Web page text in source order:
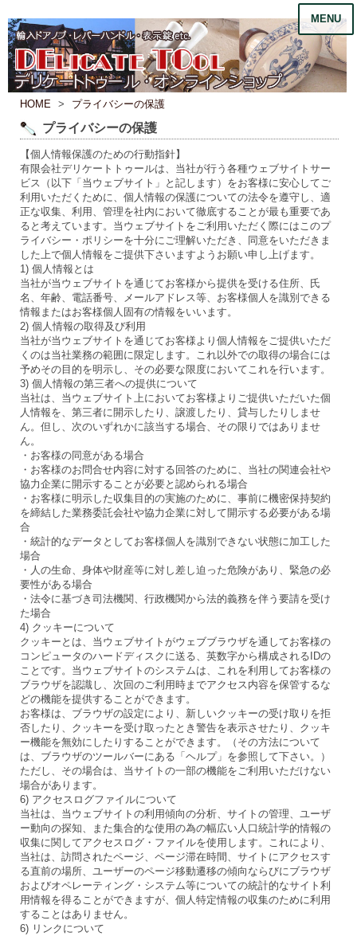
MENU
HOME プライバシーの保護
プライバシーの保護
【個人情報保護のための行動指針】
有限会社デリケートトゥールは、当社が行う各種ウェブサイトサー
ビス（以下「当ウェブサイト」と記します）をお客様に安心してご
利用いただくために、個人情報の保護についての法令を遵守し、適
正な収集、利用、管理を社内において徹底することが最も重要であ
ると考えています。当ウェブサイトをご利用いただく際にはこのプ
ライバシー・ポリシーを十分にご理解いただき、同意をいただきま
した上で個人情報をご提供下さいますようお願い申し上げます。
1) 個人情報とは
当社が当ウェブサイトを通じてお客様から提供を受ける住所、氏
名、年齢、電話番号、メールアドレス等、お客様個人を識別できる
情報またはお客様個人固有の情報をいいます。
2) 個人情報の取得及び利用
当社が当ウェブサイトを通じてお客様より個人情報をご提供いただ
くのは当社業務の範囲に限定します。これ以外での取得の場合には
予めその目的を明示し、その必要な限度においてこれを行います。
3) 個人情報の第三者への提供について
当社は、当ウェブサイト上においてお客様よりご提供いただいた個
人情報を、第三者に開示したり、譲渡したり、貸与したりしませ
ん。但し、次のいずれかに該当する場合、その限りではありませ
ん。
・お客様の同意がある場合
・お客様のお問合せ内容に対する回答のために、当社の関連会社や
協力企業に開示することが必要と認められる場合
・お客様に明示した収集目的の実施のために、事前に機密保持契約
を締結した業務委託会社や協力企業に対して開示する必要がある場
合
・統計的なデータとしてお客様個人を識別できない状態に加工した
場合
・人の生命、身体や財産等に対し差し迫った危険があり、緊急の必
要性がある場合
・法令に基づき司法機関、行政機関から法的義務を伴う要請を受け
た場合
4) クッキーについて
クッキーとは、当ウェブサイトがウェブブラウザを通してお客様の
コンピュータのハードディスクに送る、英数字から構成されるIDの
ことです。当ウェブサイトのシステムは、これを利用してお客様の
ブラウザを認識し、次回のご利用時までアクセス内容を保管するな
どの機能を提供することができます。
お客様は、ブラウザの設定により、新しいクッキーの受け取りを拒
否したり、クッキーを受け取ったとき警告を表示させたり、クッキ
ー機能を無効にしたりすることができます。（その方法について
は、ブラウザのツールバーにある「ヘルプ」を参照して下さい。）
ただし、その場合は、当サイトの一部の機能をご利用いただけない
場合があります。
6) アクセスログファイルについて
当社は、当ウェブサイトの利用傾向の分析、サイトの管理、ユーザ
ー動向の探知、また集合的な使用の為の幅広い人口統計学的情報の
収集に関してアクセスログ・ファイルを使用します。これにより、
当社は、訪問されたページ、ページ滞在時間、サイトにアクセスす
る直前の場所、ユーザーのページ移動遷移の傾向ならびにブラウザ
およびオペレーティング・システム等についての統計的なサイト利
用情報を得ることができますが、個人特定情報の収集のために利用
することはありません。
6) リンクについて